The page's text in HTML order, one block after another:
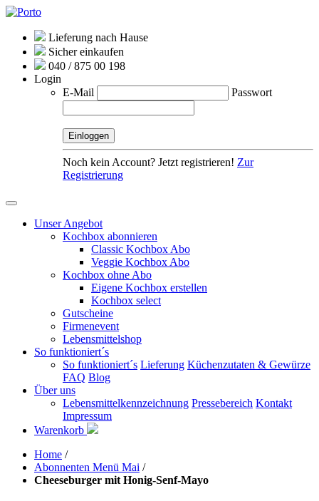
Lieferung nach Hause
Sicher einkaufen
040 / 875 00 198
Login
E-Mail
Passwort
Noch kein Account? Jetzt registrieren! Zur
Registrierung
Unser Angebot
Kochbox abonnieren
Classic Kochbox Abo
Veggie Kochbox Abo
Kochbox ohne Abo
Eigene Kochbox erstellen
Kochbox select
Gutscheine
Firmenevent
Lebensmittelshop
So funktioniert´s
So funktioniert´s Lieferung Küchenzutaten & Gewürze
FAQ Blog
Über uns
Lebensmittelkennzeichnung Pressebereich Kontakt
Impressum
Warenkorb
Home /
Abonnenten Menü Mai /
Cheeseburger mit Honig-Senf-Mayo